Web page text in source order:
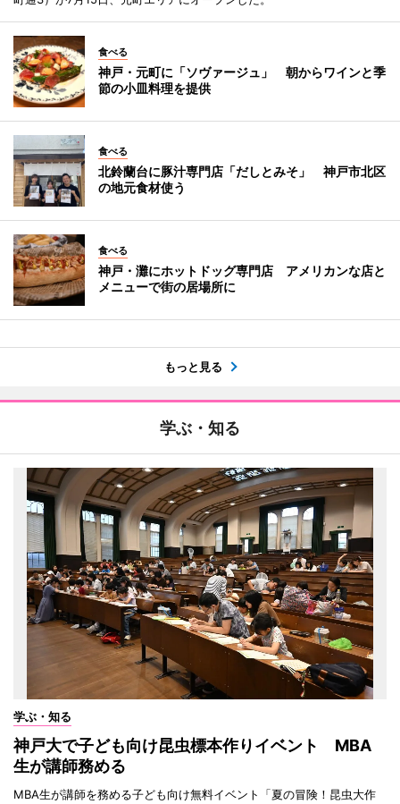
食べる
神戸・元町に「ソヴァージュ」 朝からワインと季
節の小皿料理を提供
食べる
北鈴蘭台に豚汁専門店「だしとみそ」 神戸市北区
の地元食材使う
食べる
神戸・灘にホットドッグ専門店 アメリカンな店と
メニューで街の居場所に
もっと見る
学ぶ・知る
学ぶ・知る
神戸大で子ども向け昆虫標本作りイベント MBA
生が講師務める
MBA生が講師を務める子ども向け無料イベント「夏の冒険！昆虫大作